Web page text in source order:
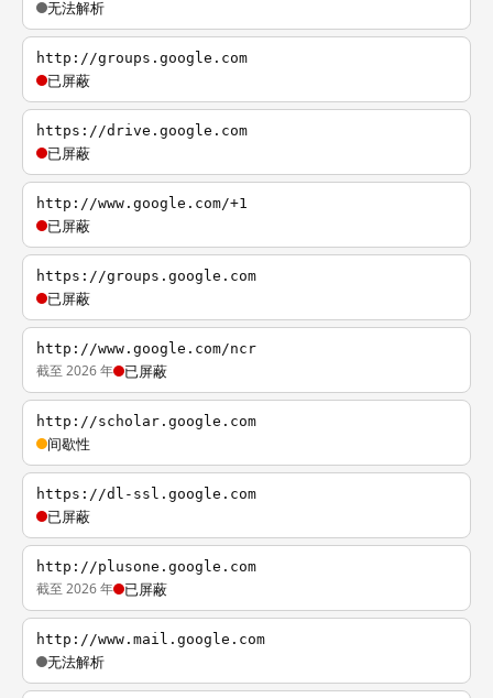
无法解析
http://groups.google.com
已屏蔽
https://drive.google.com
已屏蔽
http://www.google.com/+1
已屏蔽
https://groups.google.com
已屏蔽
http://www.google.com/ncr
截至 2026 年 已屏蔽
http://scholar.google.com
间歇性
https://dl-ssl.google.com
已屏蔽
http://plusone.google.com
截至 2026 年 已屏蔽
http://www.mail.google.com
无法解析